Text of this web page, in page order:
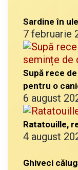
Sardine în
7 februarie
Supă rece
pentru o
6 august
Ratatouille,
4 august
Ghiveci